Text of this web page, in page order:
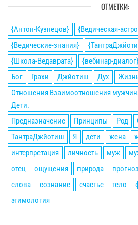
ОТМЕТКИ:
{Антон-Кузнецов}
{Ведическая-
{Ведические-знания}
{Школа-Ведаврата}
{вебинар-диалог}
Бог
Грахи Джйотиш Дух
Отношения Взаимоотношения
Дети.
Предназначение
Принципы Род
ТантраДжйотиш
Я дети жена
интерпретация
личность муж
отец
ощущения природа прогноз
слова
сознание счастье тело
этимология